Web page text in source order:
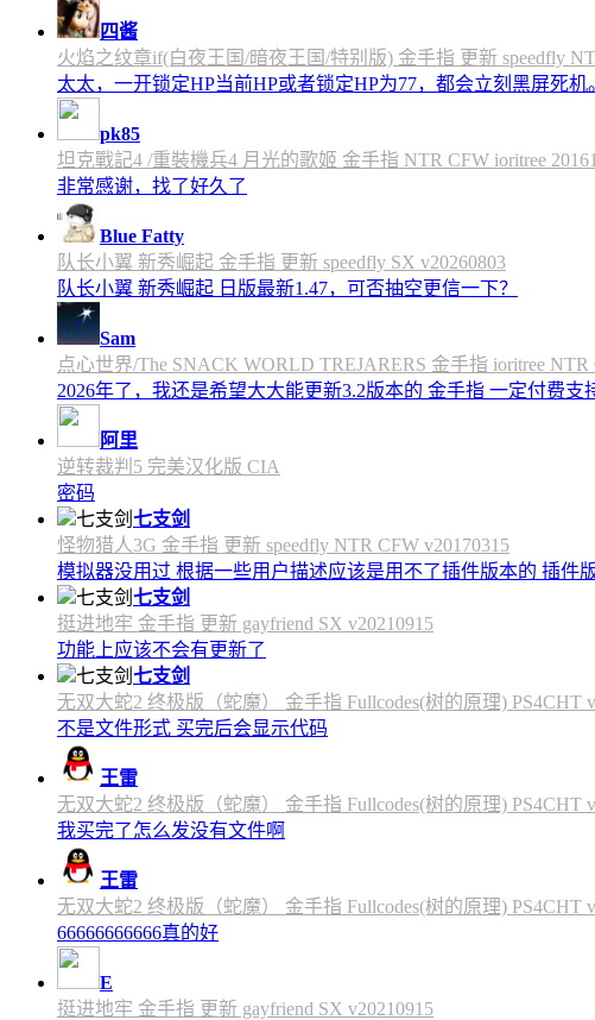
四酱
火焰之纹章if(白夜王国/暗夜王国/特别版) 金手指 更新 speedfly
太太，一开锁定HP当前HP或者锁定HP为77，都会立刻黑屏死
pk85
坦克戰記4 /重裝機兵4 月光的歌姬 金手指 NTR CFW ioritree
非常感谢，找了好久了
Blue Fatty
队长小翼 新秀崛起 金手指 更新 speedfly SX v20260803
队长小翼 新秀崛起 日版最新1.47，可否抽空更信一下？
Sam
点心世界/The SNACK WORLD TREJARERS 金手指 ioritree NTR
2026年了，我还是希望大大能更新3.2版本的 金手指 一定付费支
阿里
逆转裁判5 完美汉化版 CIA
密码
七支剑
怪物猎人3G 金手指 更新 speedfly NTR CFW v20170315
模拟器没用过 根据一些用户描述应该是用不了插件版本的 插件
七支剑
挺进地牢 金手指 更新 gayfriend SX v20210915
功能上应该不会有更新了
七支剑
无双大蛇2 终极版（蛇魔） 金手指 Fullcodes(树的原理) PS4CHT
不是文件形式 买完后会显示代码
王雷
无双大蛇2 终极版（蛇魔） 金手指 Fullcodes(树的原理) PS4CHT
我买完了怎么发没有文件啊
王雷
无双大蛇2 终极版（蛇魔） 金手指 Fullcodes(树的原理) PS4CHT
66666666666真的好
E
挺进地牢 金手指 更新 gayfriend SX v20210915